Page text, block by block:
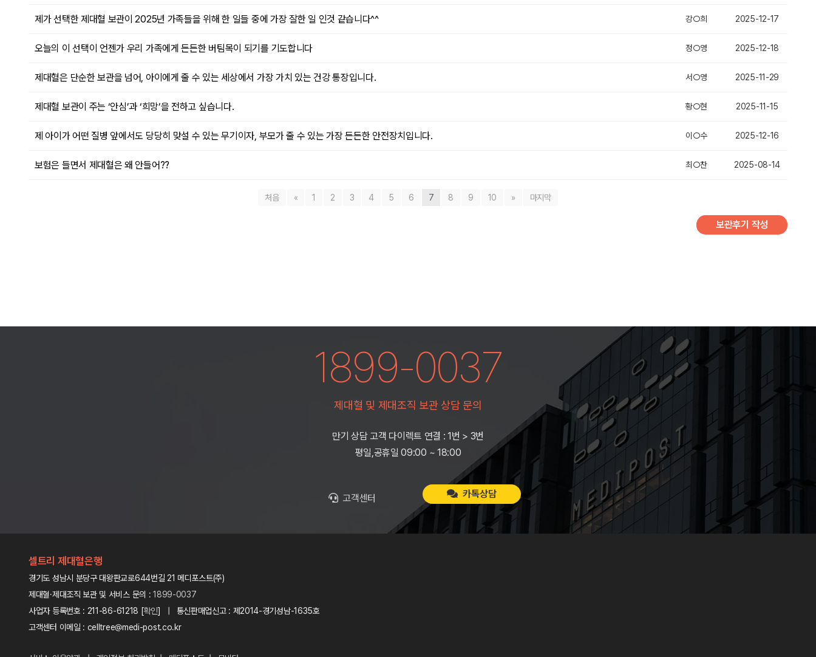
제가 선택한 제대혈 보관이 2025년 가족들을 위해 한 일들 중에 가장 잘한 일 인것 같습니다^^ 강○희 2025-12-17
오늘의 이 선택이 언젠가 우리 가족에게 든든한 버팀목이 되기를 기도합니다 정○영 2025-12-18
제대혈은 단순한 보관을 넘어, 아이에게 줄 수 있는 세상에서 가장 가치 있는 건강 통장입니다. 서○영 2025-11-29
제대혈 보관이 주는 ‘안심’과 ‘희망’을 전하고 싶습니다. 황○현 2025-11-15
제 아이가 어떤 질병 앞에서도 당당히 맞설 수 있는 무기이자, 부모가 줄 수 있는 가장 든든한 안전장치입니다. 이○수 2025-12-16
보험은 들면서 제대혈은 왜 안들어?? 최○찬 2025-08-14
처음 « 1 2 3 4 5 6 7 8 9 10 » 마지막
보관후기 작성
1899-0037
제대혈 및 제대조직 보관 상담 문의
만기 상담 고객 다이렉트 연결 : 1번 > 3번
평일,공휴일 09:00 ~ 18:00
고객센터 카톡상담
셀트리 제대혈은행
경기도 성남시 분당구 대왕판교로644번길 21 메디포스트(주)
제대혈·제대조직 보관 및 서비스 문의 :1899-0037
사업자 등록번호 : 211-86-61218 [확인] | 통신판매업신고 : 제2014-경기성남-1635호
고객센터 이메일 : celltree@medi-post.co.kr